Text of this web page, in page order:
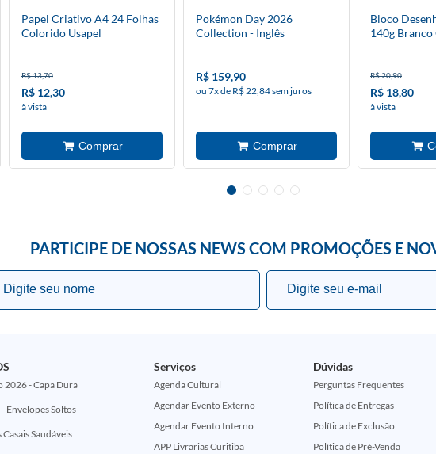
Papel Criativo A4 24 Folhas
Colorido Usapel
R$ 13,70
R$ 12,30
à vista
Pokémon Day 2026
Collection - Inglês
R$ 159,90
ou 7x de R$ 22,84 sem juros
Bloco
140g Branco
R$ 20,90
R$ 18,80
à vista
PARTICIPE DE NOSSAS NEWS COM PROMOÇÕES E
2026 - Capa Dura
Envelopes Soltos
Saudáveis
Serviços
Agenda Cultural
Agendar Evento Externo
Agendar Evento Interno
APP Livrarias Curitiba
Dúvidas
Perguntas Frequentes
Política de Entregas
Política de Exclusão
Política de Pré-Venda